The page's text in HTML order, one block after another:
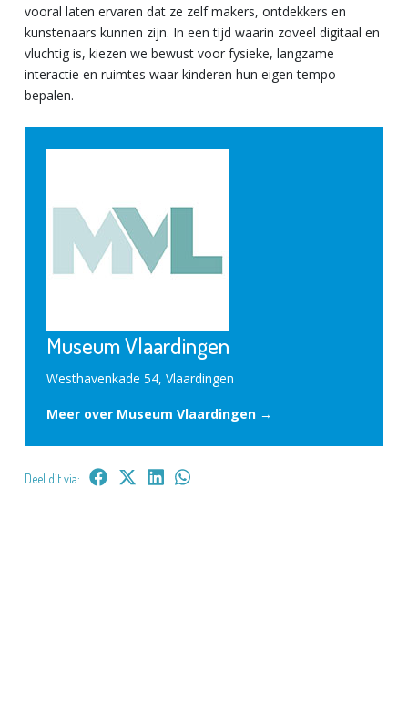
vooral laten ervaren dat ze zelf makers, ontdekkers en
kunstenaars kunnen zijn. In een tijd waarin zoveel digitaal en
vluchtig is, kiezen we bewust voor fysieke, langzame
interactie en ruimtes waar kinderen hun eigen tempo
bepalen.
Museum Vlaardingen
Westhavenkade 54, Vlaardingen
Meer over Museum Vlaardingen →
Deel dit via: